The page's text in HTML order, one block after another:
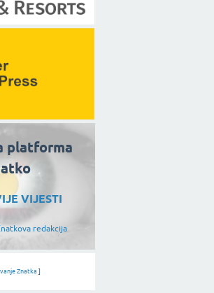
platforma
VIJESTI
redakcija
Znatka ]